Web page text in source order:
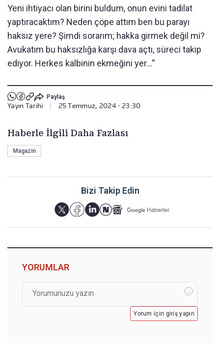
Yeni ihtiyacı olan birini buldum, onun evini tadilat
yaptıracaktım? Neden çöpe attım ben bu parayı
haksız yere? Şimdi sorarım; hakka girmek değil mi?
Avukatım bu haksızlığa karşı dava açtı, süreci takip
ediyor. Herkes kalbinin ekmeğini yer...''
Paylaş
Yayın Tarihi 25 Temmuz, 2024 - 23:30
Haberle İlgili Daha Fazlası
Magazin
Bizi Takip Edin
YORUMLAR
Yorum için giriş yapın